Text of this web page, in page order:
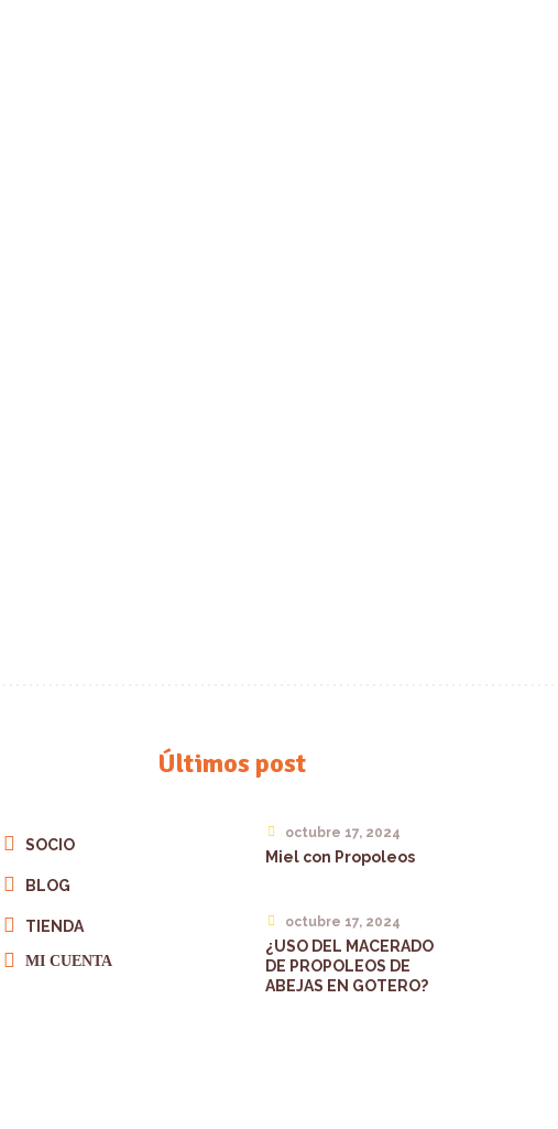
SOCIO
BLOG
TIENDA
MI CUENTA
Últimos post
octubre 17, 2024
Miel con Propoleos
octubre 17, 2024
¿USO DEL MACERADO
DE PROPOLEOS DE
ABEJAS EN GOTERO?